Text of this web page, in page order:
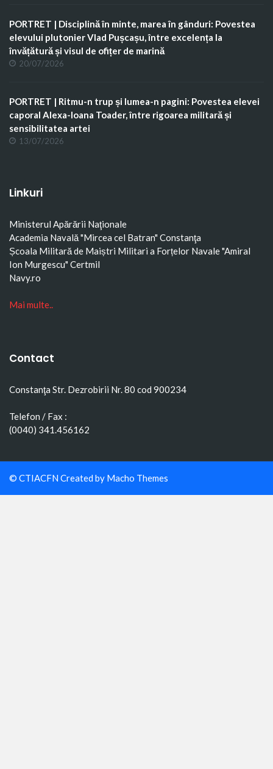
PORTRET | Disciplină în minte, marea în gânduri: Povestea
elevului plutonier Vlad Pușcașu, între excelența la
învățătură și visul de ofițer de marină
20/07/2026
PORTRET | Ritmu-n trup și lumea-n pagini: Povestea elevei
caporal Alexa-Ioana Toader, între rigoarea militară și
sensibilitatea artei
13/07/2026
Linkuri
Ministerul Apărării Naţionale
Academia Navală "Mircea cel Batran" Constanţa
Școala Militară de Maiștri Militari a Forțelor Navale "Amiral
Ion Murgescu" Certmil
Navy.ro
Mai multe..
Contact
Constanţa Str. Dezrobirii Nr. 80 cod 900234
Telefon / Fax :
(0040) 341.456162
© CTIACFN Created by Macho Themes